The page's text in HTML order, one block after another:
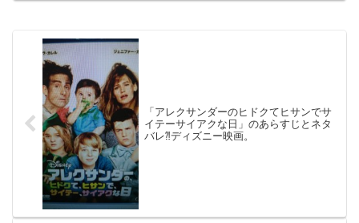
「アレクサンダーのヒドクてヒサンでサ
イテーサイアクな日」のあらすじとネタ
バレ⁈ディズニー映画。